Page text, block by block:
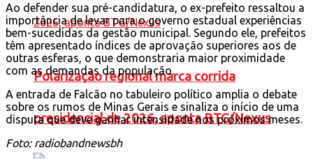
Polarização regional marca corrida
presidencial de 2026, aponta BTG/Nexus
Ao defender sua pré-candidatura, o ex-prefeito ressaltou a
importância de levar para o governo estadual experiências
bem-sucedidas da gestão municipal. Segundo ele, prefeitos
têm apresentado índices de aprovação superiores aos de
outras esferas, o que demonstraria maior proximidade
com as demandas da população.
A entrada de Falcão no tabuleiro político amplia o debate
sobre os rumos de Minas Gerais e sinaliza o início de uma
disputa que deve ganhar intensidade nos próximos meses.
Foto: radiobandnewsbh